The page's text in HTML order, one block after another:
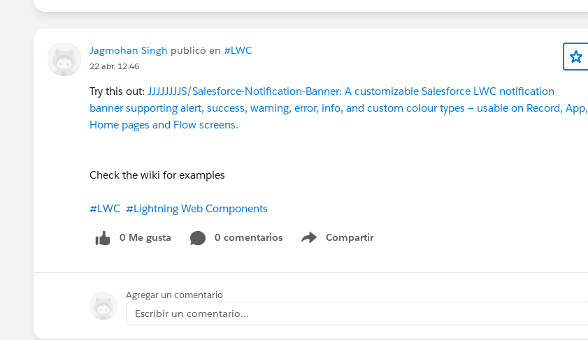
Jagmohan Singh publicó en #LWC
22 abr. 12:46
Try this out: JJJJJJJJS/Salesforce-Notification-Banner: A customizable Salesforce LWC notification
banner supporting alert, success, warning, error, info, and custom colour types — usable on Record, App,
Home pages and Flow screens.
Check the wiki for examples
#LWC #Lightning Web Components
0 Me gusta 0 comentarios Compartir
Show menu
Agregar un comentario
Escribir un comentario...